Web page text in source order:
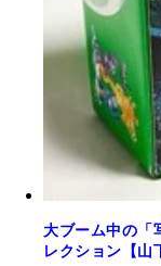
大ブーム中の「
レクション【山